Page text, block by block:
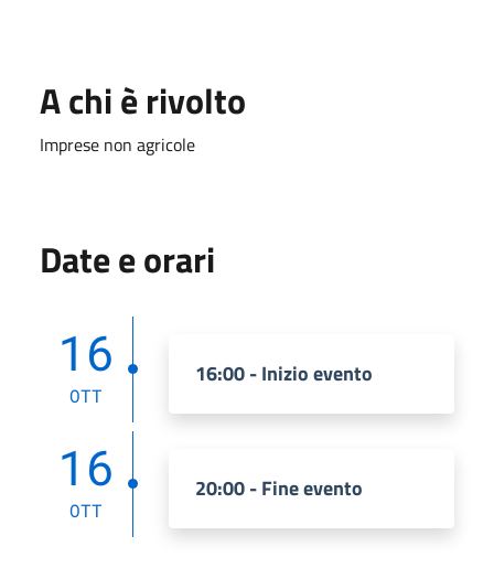
A chi è rivolto
Imprese non agricole
Date e orari
16
OTT
16:00 - Inizio evento
16
OTT
20:00 - Fine evento